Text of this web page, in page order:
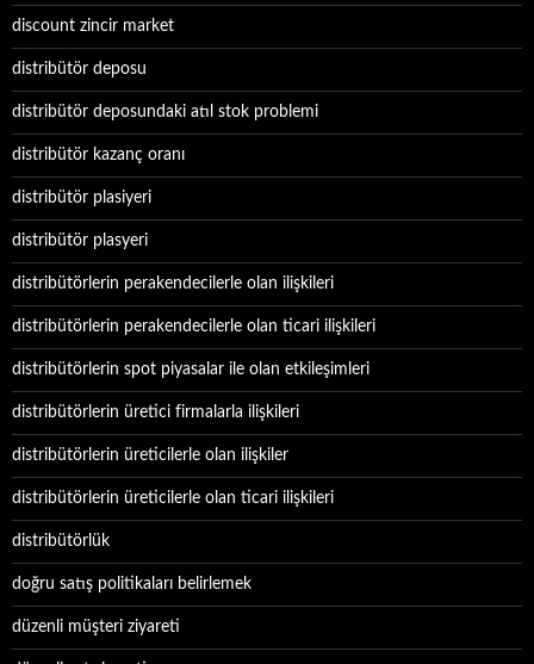
discount zincir market
distribütör deposu
distribütör deposundaki atıl stok problemi
distribütör kazanç oranı
distribütör plasiyeri
distribütör plasyeri
distribütörlerin perakendecilerle olan ilişkileri
distribütörlerin perakendecilerle olan ticari ilişkileri
distribütörlerin spot piyasalar ile olan etkileşimleri
distribütörlerin üretici firmalarla ilişkileri
distribütörlerin üreticilerle olan ilişkiler
distribütörlerin üreticilerle olan ticari ilişkileri
distribütörlük
doğru satış politikaları belirlemek
düzenli müşteri ziyareti